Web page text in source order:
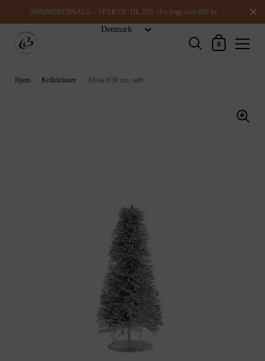
SOMMERUDSALG – SPAR OP TIL 70% | Fri fragt over 600 kr.
Indkøbskurv
0
Hjem Kollektioner Alivia H30 cm. sølv